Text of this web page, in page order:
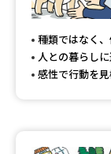
専門学校の資料請求
留学・進学関連、塾
種類ではなく
人との暮らし
感性で行動を